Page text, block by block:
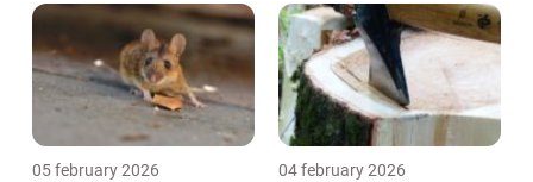
05 february 2026 04 february 2026